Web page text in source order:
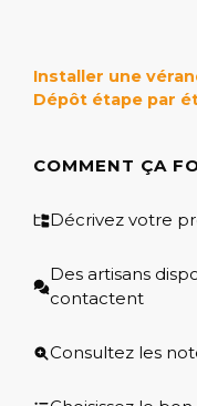
Installer une
Dépôt étape par
COMMENT ÇA
Décrivez votre
Des artisans
contactent
Consultez les